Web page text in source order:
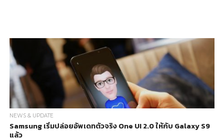
NEWS & UPDATE
Samsung เริ่มปล่อยอัพเดทตัวจริง One UI 2.0 ให้กับ Galaxy S9
แล้ว